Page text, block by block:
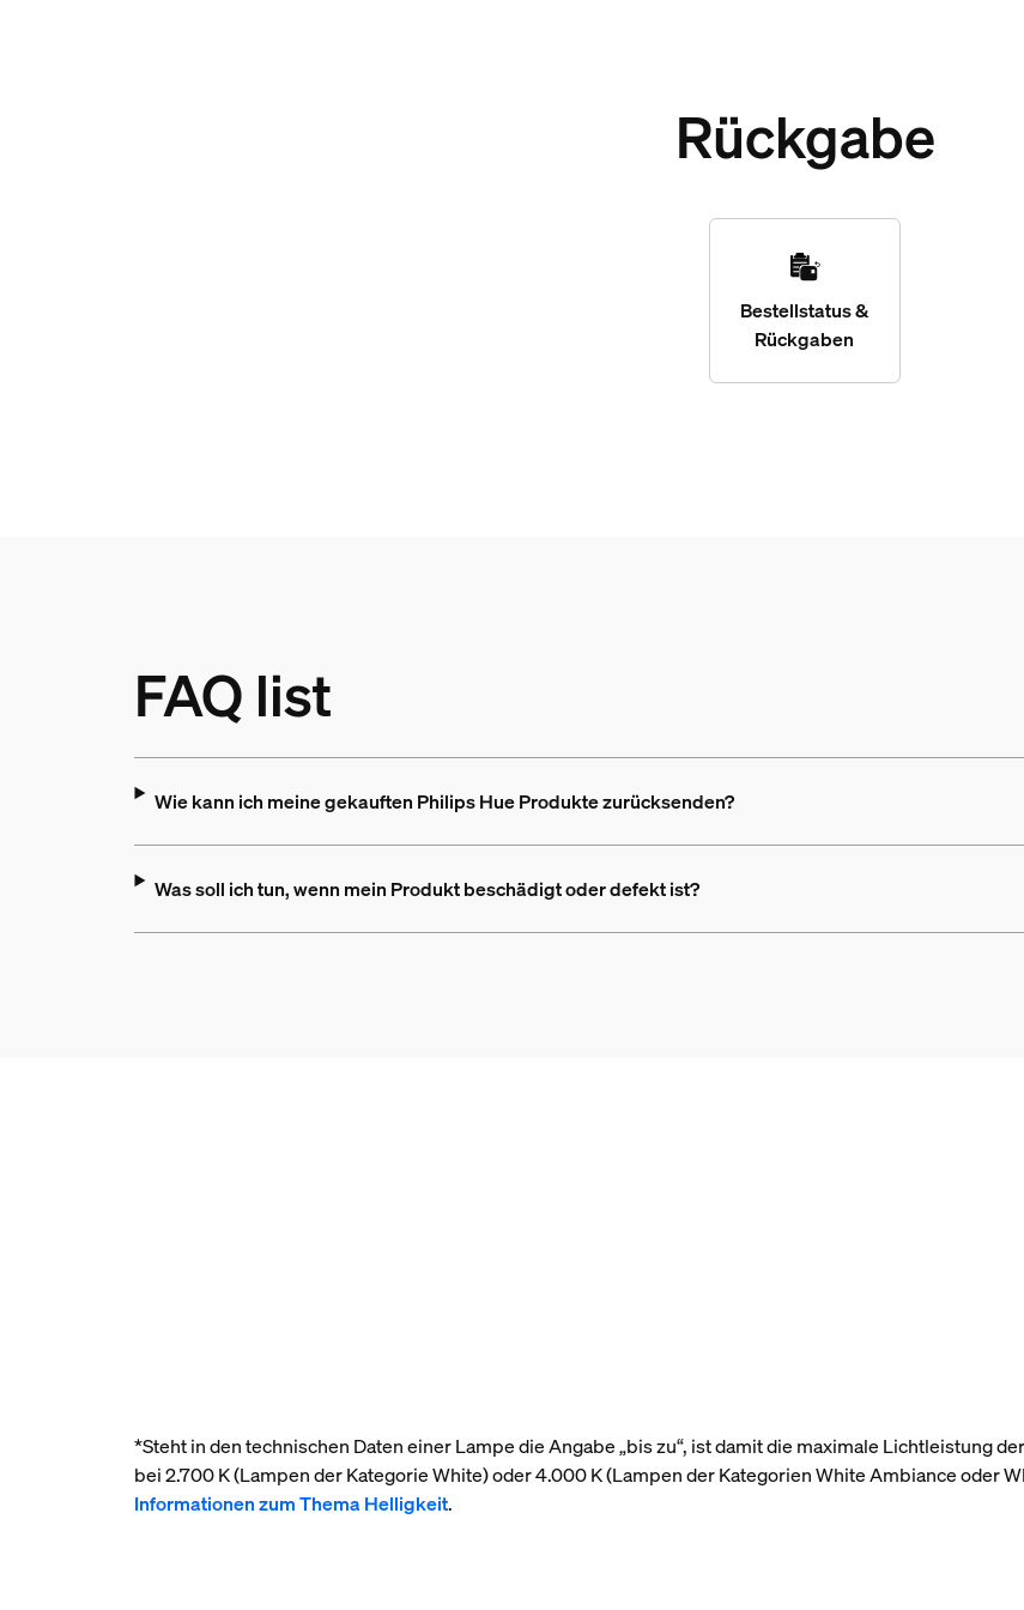
Rückgabe
Bestellstatus &
Rückgaben
FAQ list
Wie kann ich meine gekauften Philips Hue Produkte zurücksenden?
Was soll ich tun, wenn mein Produkt beschädigt oder defekt ist?
*Steht in den technischen Daten einer Lampe die Angabe „bis zu“, ist damit die maximale Lichtleistung
bei 2.700 K (Lampen der Kategorie White) oder 4.000 K (Lampen der Kategorien White Ambiance oder
Informationen zum Thema Helligkeit.